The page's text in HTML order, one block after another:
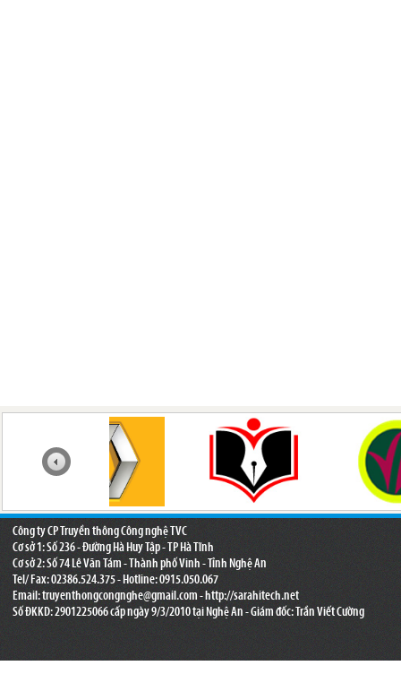
Công ty CP Truyền thông Công nghệ TVC
Cơ sở 1: Số 236 - Đường Hà Huy Tập - TP Hà Tĩnh
Cơ sở 2: Số 74 Lê Văn Tám - Thành phố Vinh - Tỉnh Nghệ An
Tel/ Fax: 02386.524.375 - Hotline: 0915.050.067
Email:truyenthongcongnghe@gmail.com- http://sarahitech.net
Số ĐKKD: 2901225066 cấp ngày 9/3/2010 tại Nghệ An - Giám đốc: Trần Viết Cường